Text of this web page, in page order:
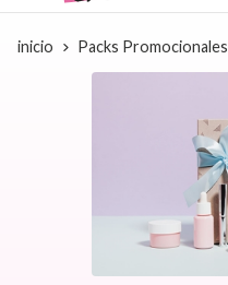
inicio Packs Promocionales